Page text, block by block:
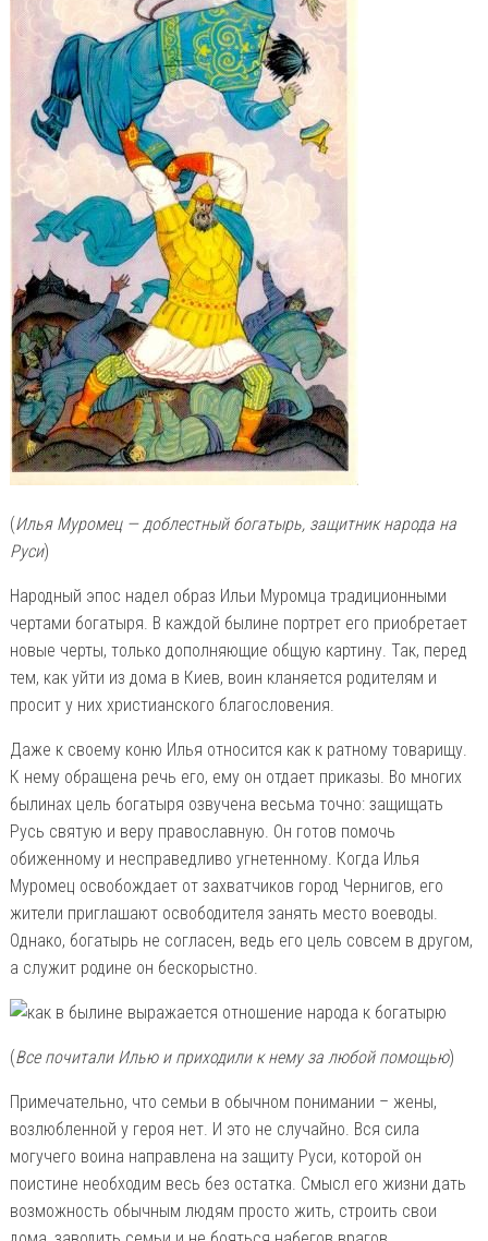
(Илья Муромец — доблестный богатырь, защитник народа на
Руси)
Народный эпос надел образ Ильи Муромца традиционными
чертами богатыря. В каждой былине портрет его приобретает
новые черты, только дополняющие общую картину. Так, перед
тем, как уйти из дома в Киев, воин кланяется родителям и
просит у них христианского благословения.
Даже к своему коню Илья относится как к ратному товарищу.
К нему обращена речь его, ему он отдает приказы. Во многих
былинах цель богатыря озвучена весьма точно: защищать
Русь святую и веру православную. Он готов помочь
обиженному и несправедливо угнетенному. Когда Илья
Муромец освобождает от захватчиков город Чернигов, его
жители приглашают освободителя занять место воеводы.
Однако, богатырь не согласен, ведь его цель совсем в другом,
а служит родине он бескорыстно.
(Все почитали Илью и приходили к нему за любой помощью)
Примечательно, что семьи в обычном понимании – жены,
возлюбленной у героя нет. И это не случайно. Вся сила
могучего воина направлена на защиту Руси, которой он
поистине необходим весь без остатка. Смысл его жизни дать
возможность обычным людям просто жить, строить свои